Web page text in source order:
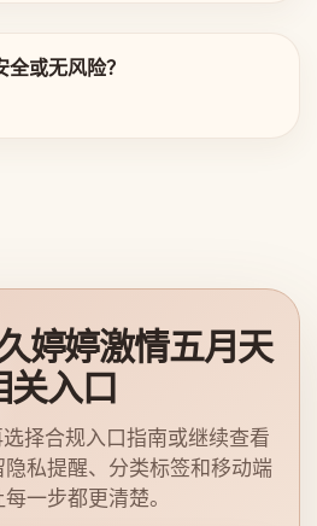
或无风险？
婷婷激情五月天
关入口
择合规入口指南或继续查看
私提醒、分类标签和移动端
一步都更清楚。